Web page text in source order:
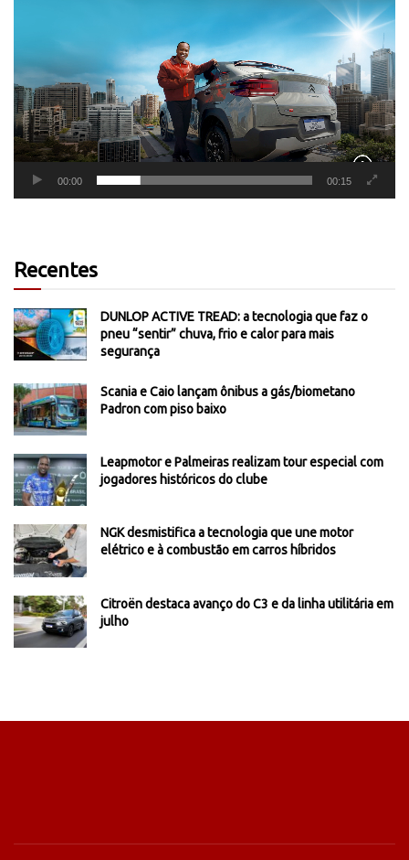
00:00 00:15
Recentes
DUNLOP ACTIVE TREAD: a tecnologia que faz o
pneu “sentir” chuva, frio e calor para mais
segurança
Scania e Caio lançam ônibus a gás/biometano
Padron com piso baixo
Leapmotor e Palmeiras realizam tour especial com
jogadores históricos do clube
NGK desmistifica a tecnologia que une motor
elétrico e à combustão em carros híbridos
Citroën destaca avanço do C3 e da linha utilitária em
julho